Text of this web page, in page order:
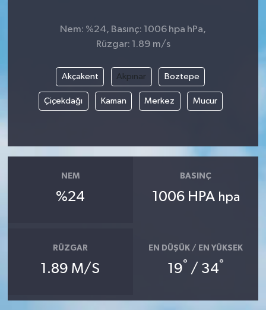
Nem: %24, Basınç: 1006 hpa hPa,
Rüzgar: 1.89 m/s
Akçakent Akpınar Boztepe
Çiçekdağı Kaman Merkez Mucur
NEM
%24
BASINÇ
1006 HPA hpa
RÜZGAR
1.89 M/S
EN DÜŞÜK / EN YÜKSEK
19° / 34°